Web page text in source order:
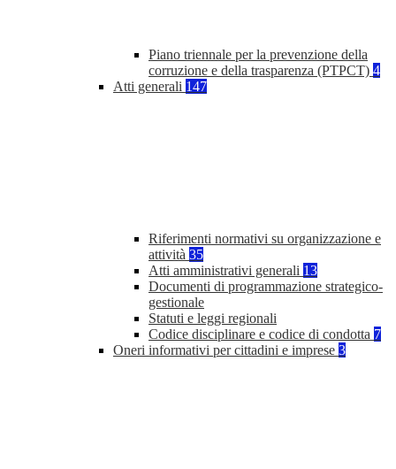
Piano triennale per la prevenzione della
corruzione e della trasparenza (PTPCT) 4
Atti generali 147
Riferimenti normativi su organizzazione e
attività 35
Atti amministrativi generali 13
Documenti di programmazione strategico-
gestionale
Statuti e leggi regionali
Codice disciplinare e codice di condotta 7
Oneri informativi per cittadini e imprese 3